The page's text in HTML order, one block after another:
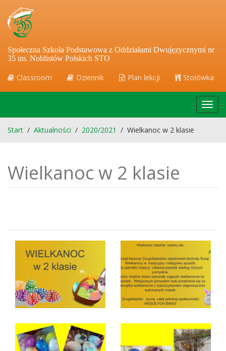
Społeczna Szkoła Podstawowa z Oddziałami Dwujęzycznymi nr
35 im. Noblistów Polskich STO
Classroom Dziennik Plan lekcji Stołówka
Start / Aktualności / 2020/2021 / Wielkanoc w 2 klasie
Wielkanoc w 2 klasie